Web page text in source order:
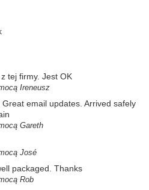
tej firmy. Jest OK
Ireneusz
email updates. Arrived safely
Gareth
José
packaged. Thanks
Rob